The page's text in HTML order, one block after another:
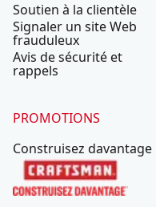
Soutien à la clientèle
Signaler un site Web
frauduleux
Avis de sécurité et
rappels
PROMOTIONS
Construisez davantage